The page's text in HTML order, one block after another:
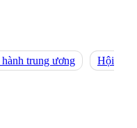
trung ương
Hội